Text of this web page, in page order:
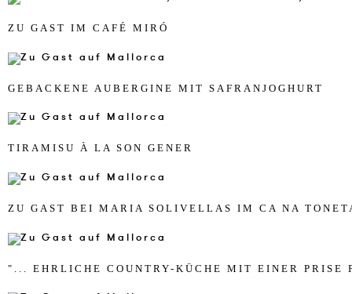
ZU GAST IM CAFÉ MIRÓ
GE­BA­CKE­NE AU­BER­GI­NE MIT SA­FR­AN­JO­GHURT
TI­RA­MI­SU À LA SON GE­NER
ZU GAST BEI MA­RIA SO­LI­VEL­LAS IM CA NA
"... EHR­LI­CHE COUN­TRY-KÜCHE MIT EI­NER PRI­SE